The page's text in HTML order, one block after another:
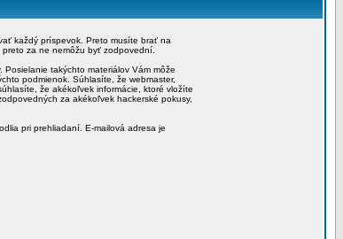
každý príspevok. Preto musíte brať na
za ne nemôžu byť zodpovední.
takýchto materiálov Vám môže
podmienok. Súhlasíte, že webmaster,
že akékoľvek informácie, ktoré vložíte
za akékoľvek hackerské pokusy,
pri prehliadaní. E-mailová adresa je